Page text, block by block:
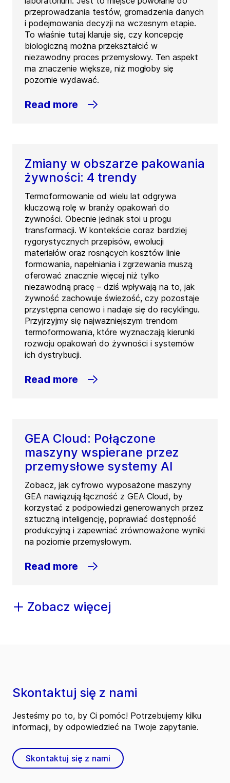
przeprowadzania testów, gromadzenia danych
i podejmowania decyzji na wczesnym etapie.
To właśnie tutaj klaruje się, czy koncepcję
biologiczną można przekształcić w
niezawodny proces przemysłowy. Ten aspekt
ma znaczenie większe, niż mogłoby się
pozornie wydawać.
Read more
Zmiany w obszarze pakowania
żywności: 4 trendy
Termoformowanie od wielu lat odgrywa
kluczową rolę w branży opakowań do
żywności. Obecnie jednak stoi u progu
transformacji. W kontekście coraz bardziej
rygorystycznych przepisów, ewolucji
materiałów oraz rosnących kosztów linie
formowania, napełniania i zgrzewania muszą
oferować znacznie więcej niż tylko
niezawodną pracę – dziś wpływają na to, jak
żywność zachowuje świeżość, czy pozostaje
przystępna cenowo i nadaje się do recyklingu.
Przyjrzyjmy się najważniejszym trendom
termoformowania, które wyznaczają kierunki
rozwoju opakowań do żywności i systemów
ich dystrybucji.
Read more
GEA Cloud: Połączone
maszyny wspierane przez
przemysłowe systemy AI
Zobacz, jak cyfrowo wyposażone maszyny
GEA nawiązują łączność z GEA Cloud, by
korzystać z podpowiedzi generowanych przez
sztuczną inteligencję, poprawiać dostępność
produkcyjną i zapewniać zrównoważone wyniki
na poziomie przemysłowym.
Read more
Zobacz więcej
Skontaktuj się z nami
Jesteśmy po to, by Ci pomóc! Potrzebujemy kilku
informacji, by odpowiedzieć na Twoje zapytanie.
Skontaktuj się z nami